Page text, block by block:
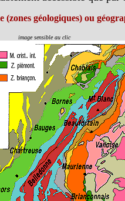
géologiques) ou
image sensible au clic